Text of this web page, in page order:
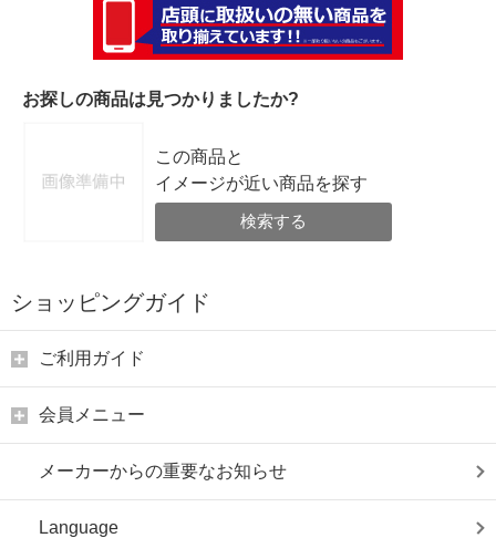
お探しの商品は見つかりましたか?
この商品と
イメージが近い商品を探す
検索する
ショッピングガイド
ご利用ガイド
会員メニュー
メーカーからの重要なお知らせ
Language